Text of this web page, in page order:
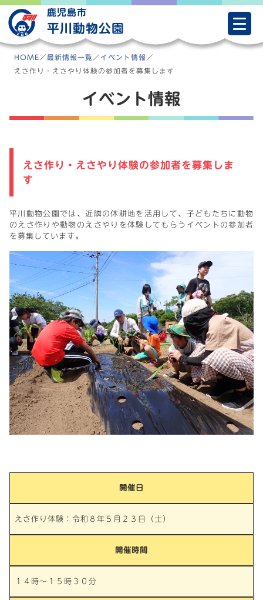
Skip
to
content
鹿児島市
平川動物公園
HOME ／最新情報一覧 ／ イベント情報 ／
えさ作り・えさやり体験の参加者を募集します
イベント情報
えさ作り・えさやり体験の参加者を募集しま
す
平川動物公園では、近隣の休耕地を活用して、子どもたちに動物
のえさ作りや動物のえさやりを体験してもらうイベントの参加者
を募集しています。
開催日
えさ作り体験：令和８年５月２３日（土）
開催時間
１４時～１５時３０分